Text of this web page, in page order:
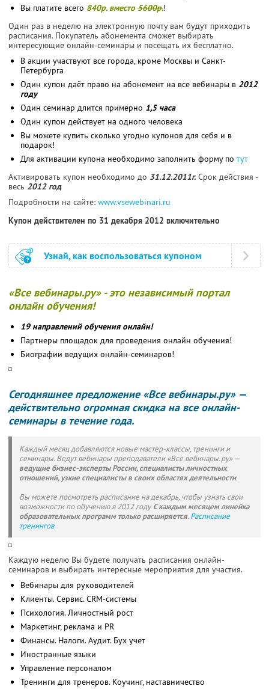
Вы платите всего 840р. вместо 5600р.!
Один раз в неделю на электронную почту вам будут приходить
расписания. Покупатель абонемента сможет выбирать
интересующие онлайн-семинары и посещать их бесплатно.
В акции участвуют все города, кроме Москвы и Санкт-
Петербурга
Один купон даёт право на абонемент на все вебинары в 2012
году
Один семинар длится примерно 1,5 часа
Один купон действует на одного человека
Вы можете купить сколько угодно купонов для себя и в
подарок!
Для активации купона необходимо заполнить форму по тут
Активировать купон необходимо до 31.12.2011г. Срок действия -
весь 2012 год
Подробности на сайте: www.vsewebinari.ru
Купон действителен по 31 декабря 2012 включительно
Узнай, как воспользоваться купоном
«Все вебинары.ру» - это независимый портал
онлайн обучения!
19 направлений обучения онлайн!
Партнеры площадок для проведения онлайн обучения!
Биографии ведущих онлайн-семинаров!
Сегодняшнее предложение «Все вебинары.ру» —
действительно огромная скидка на все онлайн-
семинары в течение года.
Каждый месяц добавляются новые мастер-классы, тренинги и
семинары. Ведут вебинары преподаватели «Все вебинары.ру» —
ведущие бизнес-эксперты России, специалисты личностных
отношений, узкие специалисты в своих областях деятельности.
Вы можете посмотреть расписание на декабрь, чтобы узнать свои
возможности по обучению в 2012 году.С каждым месяцем линейка
образовательных программ только расширяется. Расписание
тренингов
Каждую неделю Вы будете получать расписания онлайн-
семинаров и выбирать интересные мероприятия для участия.
Вебинары для руководителей
Клиенты. Сервис. CRM-системы
Психология. Личностный рост
Маркетинг, реклама и PR
Финансы. Налоги. Аудит. Бух учет
Иностранные языки
Управление персоналом
Тренинги для тренеров. Коучинг, наставничество